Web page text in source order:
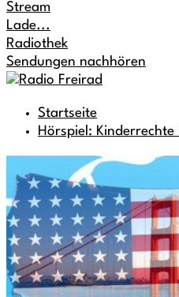
Stream
Lade...
Radiothek
Sendungen nachhören
Startseite
Hörspiel: Kinderrechte